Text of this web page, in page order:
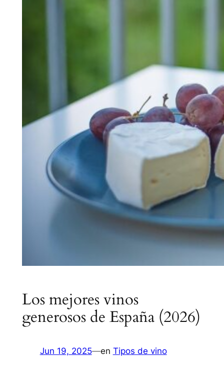
Los mejores vinos
generosos de España (2026)
Jun 19, 2025—en Tipos de vino